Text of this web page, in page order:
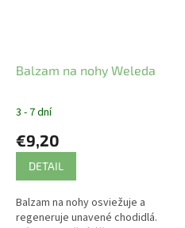
Balzam na nohy Weleda
3 - 7 dní
€9,20
DETAIL
Balzam na nohy osviežuje a
regeneruje unavené chodidlá.